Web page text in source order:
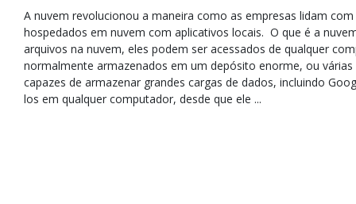
A nuvem revolucionou a maneira como as empresas lidam
hospedados em nuvem com aplicativos locais. O que é a
arquivos na nuvem, eles podem ser acessados ​​de qualquer
normalmente armazenados em um depósito enorme, ou
capazes de armazenar grandes cargas de dados, incluindo
los em qualquer computador, desde que ele ...